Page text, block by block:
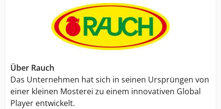
Über Rauch
Das Unternehmen hat sich in seinen Ursprüngen von
einer kleinen Mosterei zu einem innovativen Global
Player entwickelt.